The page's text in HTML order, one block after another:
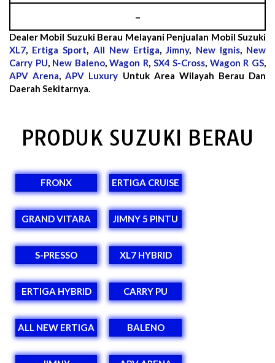
–
Dealer Mobil Suzuki Berau Melayani Penjualan Mobil Suzuki
XL7, Ertiga Sport, All New Ertiga,Jimny, New Ignis, New
Carry PU, New Baleno,Wagon R, SX4 S-Cross, Wagon R GS,
APV Arena,APV Luxury Untuk Area Wilayah Berau Dan
Daerah Sekitarnya.
PRODUK SUZUKI BERAU
FRONX ERTIGA CRUISE
GRAND VITARA JIMNY 5 PINTU
S-PRESSO XL7 HYBRID
ERTIGA HYBRID CARRY PU
ALL NEW ERTIGA BALENO